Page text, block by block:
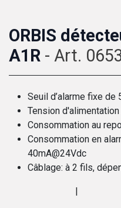
ORBIS
A1R - Art.
Seuil d’alarme fixe de
Tension
Consommation au
Consommation en
40mA@24Vdc
Câblage: à 2 fils,
|